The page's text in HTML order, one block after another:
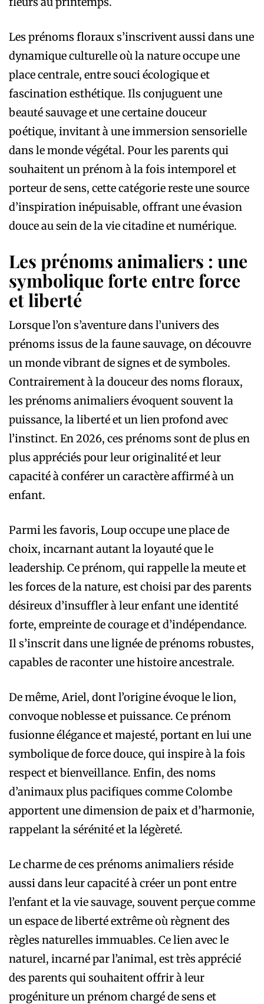
Les prénoms floraux s’inscrivent aussi dans une
dynamique culturelle où la nature occupe une
place centrale, entre souci écologique et
fascination esthétique. Ils conjuguent une
beauté sauvage et une certaine douceur
poétique, invitant à une immersion sensorielle
dans le monde végétal. Pour les parents qui
souhaitent un prénom à la fois intemporel et
porteur de sens, cette catégorie reste une source
d’inspiration inépuisable, offrant une évasion
douce au sein de la vie citadine et numérique.
Les prénoms animaliers : une
symbolique forte entre force
et liberté
Lorsque l’on s’aventure dans l’univers des
prénoms issus de la faune sauvage, on découvre
un monde vibrant de signes et de symboles.
Contrairement à la douceur des noms floraux,
les prénoms animaliers évoquent souvent la
puissance, la liberté et un lien profond avec
l’instinct. En 2026, ces prénoms sont de plus en
plus appréciés pour leur originalité et leur
capacité à conférer un caractère affirmé à un
enfant.
Parmi les favoris, Loup occupe une place de
choix, incarnant autant la loyauté que le
leadership. Ce prénom, qui rappelle la meute et
les forces de la nature, est choisi par des parents
désireux d’insuffler à leur enfant une identité
forte, empreinte de courage et d’indépendance.
Il s’inscrit dans une lignée de prénoms robustes,
capables de raconter une histoire ancestrale.
De même, Ariel, dont l’origine évoque le lion,
convoque noblesse et puissance. Ce prénom
fusionne élégance et majesté, portant en lui une
symbolique de force douce, qui inspire à la fois
respect et bienveillance. Enfin, des noms
d’animaux plus pacifiques comme Colombe
apportent une dimension de paix et d’harmonie,
rappelant la sérénité et la légèreté.
Le charme de ces prénoms animaliers réside
aussi dans leur capacité à créer un pont entre
l’enfant et la vie sauvage, souvent perçue comme
un espace de liberté extrême où règnent des
règles naturelles immuables. Ce lien avec le
naturel, incarné par l’animal, est très apprécié
des parents qui souhaitent offrir à leur
progéniture un prénom chargé de sens et